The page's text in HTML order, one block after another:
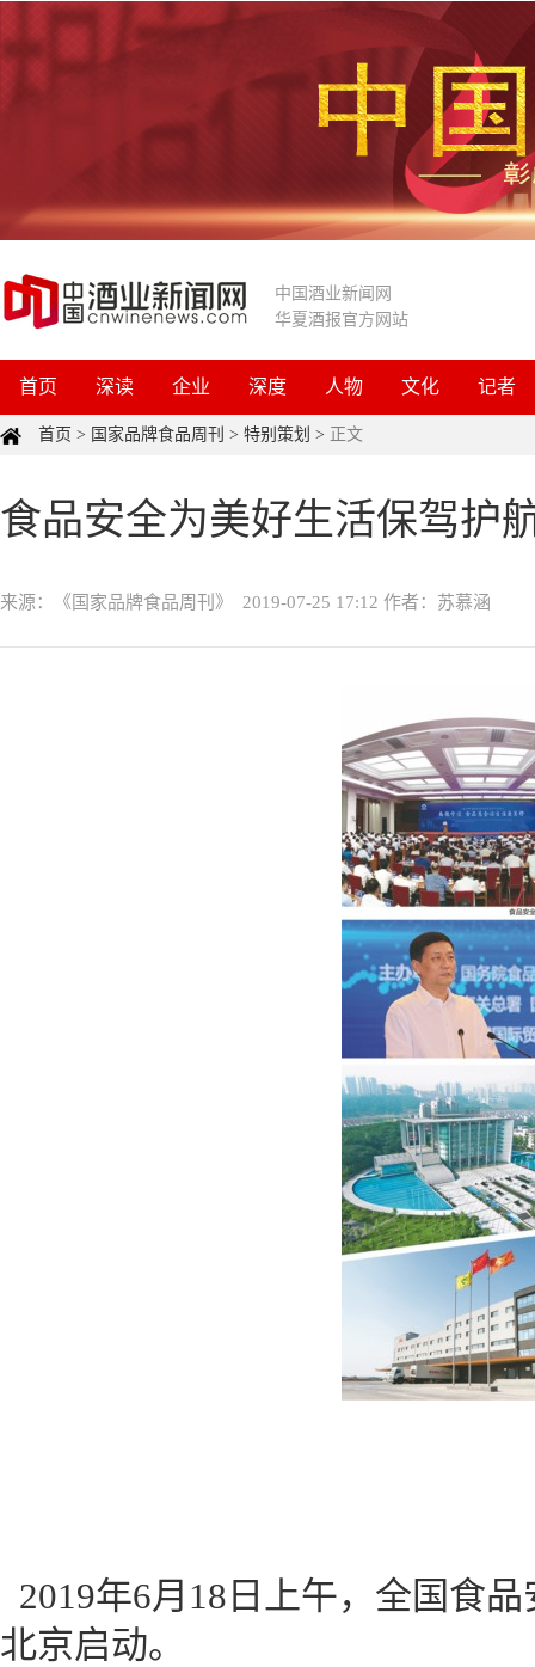
中国酒业新闻网
华夏酒报官方网站
首页 深读 企业 深度 人物 文化 记者
首页 > 国家品牌食品周刊 > 特别策划 > 正文
食品安全为美好生活保驾护
来源：《国家品牌食品周刊》 2019-07-25 17:12 作者：苏慕涵
2019年6月18日上午，全国食
北京启动。